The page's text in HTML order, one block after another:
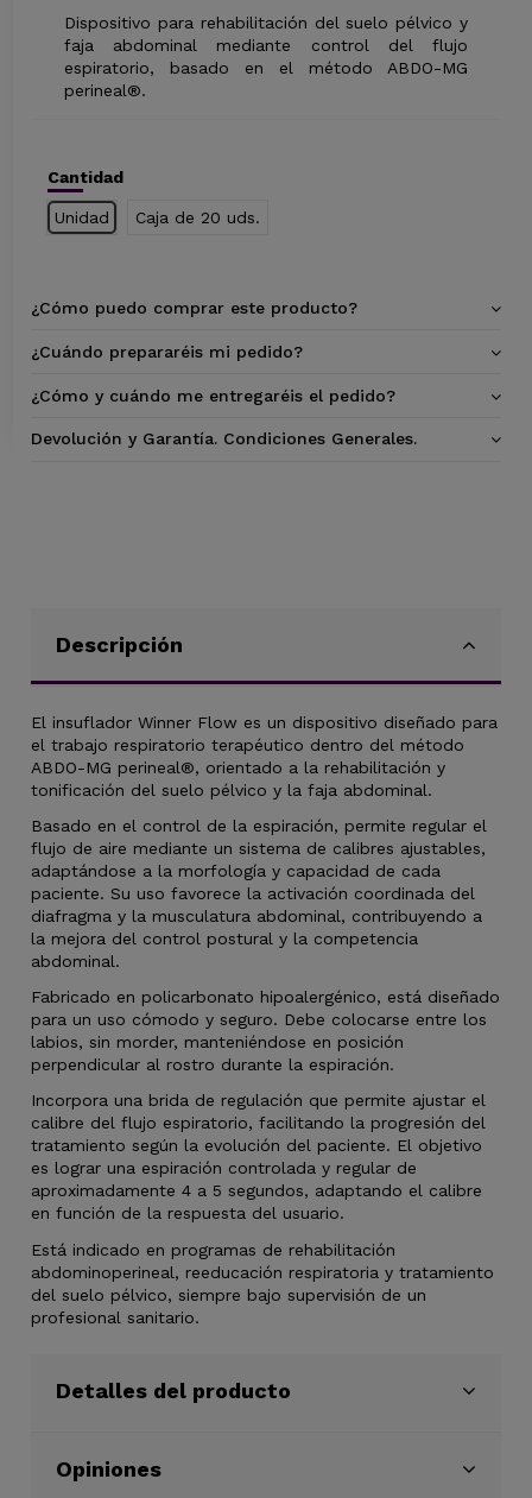
Dispositivo para rehabilitación del suelo pélvico y
faja abdominal mediante control del flujo
espiratorio, basado en el método ABDO-MG
perineal®.
Cantidad
Unidad Caja de 20 uds.
¿Cómo puedo comprar este producto?
¿Cuándo prepararéis mi pedido?
¿Cómo y cuándo me entregaréis el pedido?
Devolución y Garantía. Condiciones Generales.
Descripción
El insuflador Winner Flow es un dispositivo diseñado para
el trabajo respiratorio terapéutico dentro del método
ABDO-MG perineal®, orientado a la rehabilitación y
tonificación del suelo pélvico y la faja abdominal.
Basado en el control de la espiración, permite regular el
flujo de aire mediante un sistema de calibres ajustables,
adaptándose a la morfología y capacidad de cada
paciente. Su uso favorece la activación coordinada del
diafragma y la musculatura abdominal, contribuyendo a
la mejora del control postural y la competencia
abdominal.
Fabricado en policarbonato hipoalergénico, está diseñado
para un uso cómodo y seguro. Debe colocarse entre los
labios, sin morder, manteniéndose en posición
perpendicular al rostro durante la espiración.
Incorpora una brida de regulación que permite ajustar el
calibre del flujo espiratorio, facilitando la progresión del
tratamiento según la evolución del paciente. El objetivo
es lograr una espiración controlada y regular de
aproximadamente 4 a 5 segundos, adaptando el calibre
en función de la respuesta del usuario.
Está indicado en programas de rehabilitación
abdominoperineal, reeducación respiratoria y tratamiento
del suelo pélvico, siempre bajo supervisión de un
profesional sanitario.
Detalles del producto
Opiniones